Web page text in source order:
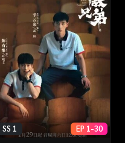
SS 1 EP 1-30